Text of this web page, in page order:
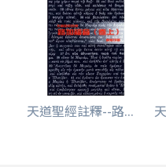
a 相遇與對話（二
b 擘餅（二十四
c 向門徒報信（二
3 耶穌向門徒顯現（
a 顯現（二十四
b 論聖經的應驗（
4 耶穌升天（二十
天道聖經註釋--路...